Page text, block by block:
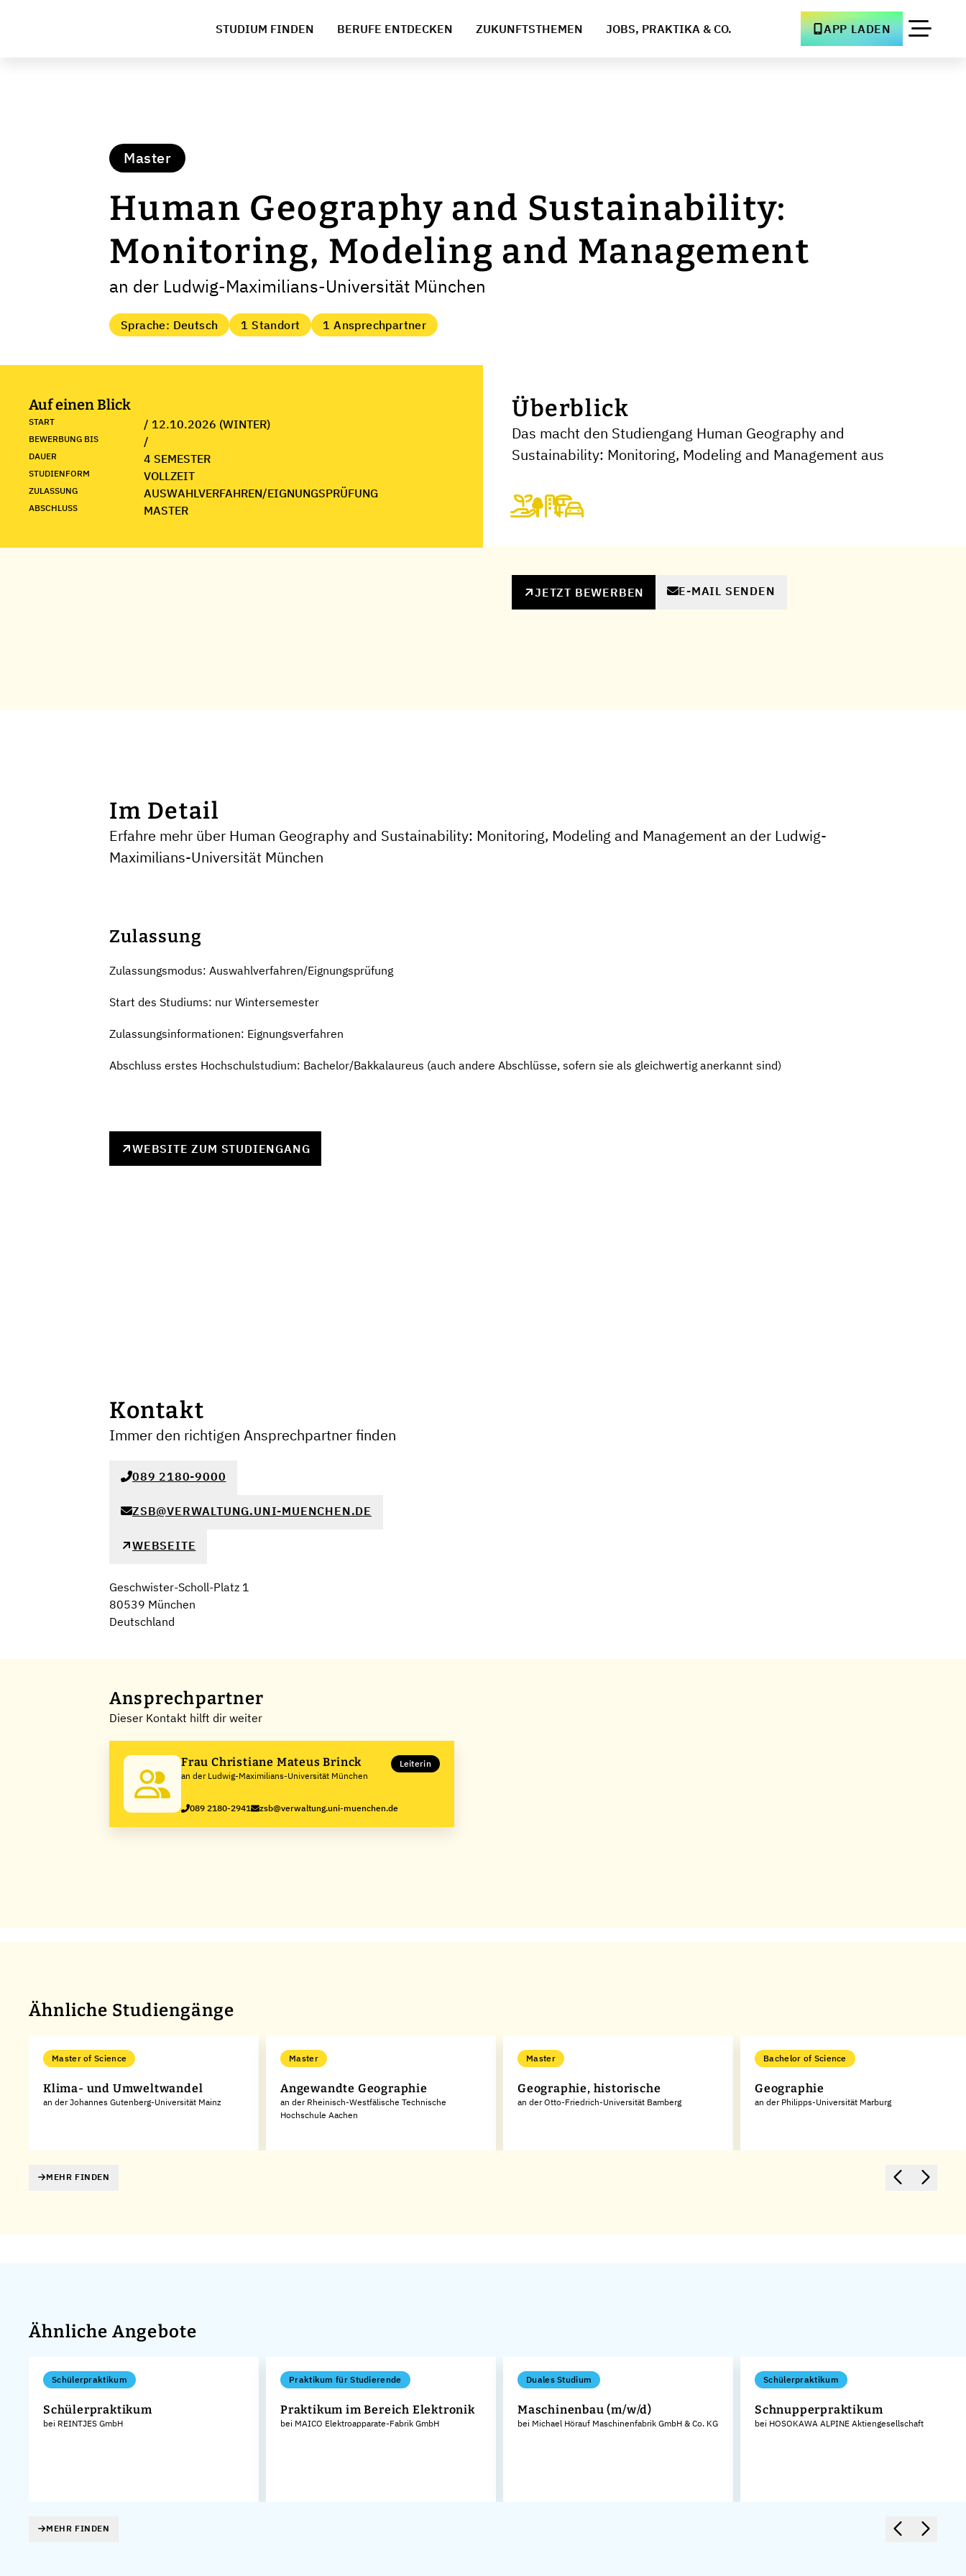
STUDIUM FINDEN BERUFE ENTDECKEN ZUKUNFTSTHEMEN JOBS, PRAKTIKA & CO. APP LADEN
Master
Human Geography and Sustainability:
Monitoring, Modeling and Management
an der Ludwig-Maximilians-Universität München
Sprache: Deutsch 1 Standort 1 Ansprechpartner
Auf einen Blick
START / 12.10.2026 (WINTER)
BEWERBUNG BIS /
DAUER 4 SEMESTER
STUDIENFORM VOLLZEIT
ZULASSUNG AUSWAHLVERFAHREN/EIGNUNGSPRÜFUNG
ABSCHLUSS MASTER
Überblick
Das macht den Studiengang Human Geography and
Sustainability: Monitoring, Modeling and Management aus
JETZT BEWERBEN E-MAIL SENDEN
Im Detail
Erfahre mehr über Human Geography and Sustainability: Monitoring, Modeling and Management an der Ludwig-
Maximilians-Universität München
Zulassung
Zulassungsmodus: Auswahlverfahren/Eignungsprüfung
Start des Studiums: nur Wintersemester
Zulassungsinformationen: Eignungsverfahren
Abschluss erstes Hochschulstudium: Bachelor/Bakkalaureus (auch andere Abschlüsse, sofern sie als gleichwertig anerkannt sind)
WEBSITE ZUM STUDIENGANG
Kontakt
Immer den richtigen Ansprechpartner finden
089 2180-9000
ZSB@VERWALTUNG.UNI-MUENCHEN.DE
WEBSEITE
Geschwister-Scholl-Platz 1
80539 München
Deutschland
Ansprechpartner
Dieser Kontakt hilft dir weiter
Frau Christiane Mateus Brinck
an der Ludwig-Maximilians-Universität München
Leiterin
089 2180-2941 zsb@verwaltung.uni-muenchen.de
Ähnliche Studiengänge
Master of Science
Klima- und Umweltwandel
an der Johannes Gutenberg-Universität Mainz
Master
Angewandte Geographie
an der Rheinisch-Westfälische Technische
Hochschule Aachen
Master
Geographie, historische
an der Otto-Friedrich-Universität Bamberg
Bachelor of Science
Geographie
an der Philipps-Universität Marburg
MEHR FINDEN
Ähnliche Angebote
Schülerpraktikum
Schülerpraktikum
bei REINTJES GmbH
Praktikum für Studierende
Praktikum im Bereich Elektronik
bei MAICO Elektroapparate-Fabrik GmbH
Duales Studium
Maschinenbau (m/w/d)
bei Michael Hörauf Maschinenfabrik GmbH & Co. KG
Schülerpraktikum
Schnupperpraktikum
bei HOSOKAWA ALPINE Aktiengesellschaft
MEHR FINDEN